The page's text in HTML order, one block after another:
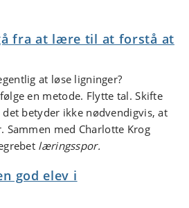
fra at lære til at forstå at
at løse ligninger?
en metode. Flytte tal. Skifte
betyder ikke nødvendigvis, at
Sammen med Charlotte Krog
læringsspor.
god elev i